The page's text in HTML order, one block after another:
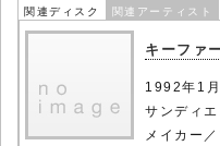
関連ディスク 関連アーティスト
キーファ
1992年1月
サンディ
メイカー